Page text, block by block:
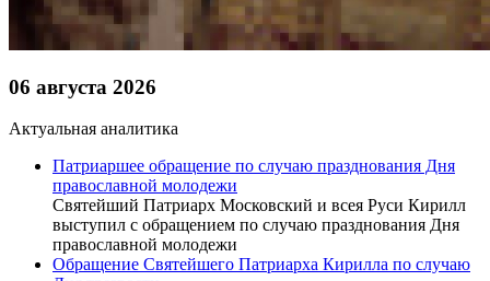
06 августа 2026
Актуальная аналитика
Патриаршее обращение по случаю празднования Дня
православной молодежи
Святейший Патриарх Московский и всея Руси Кирилл
выступил с обращением по случаю празднования Дня
православной молодежи
Обращение Святейшего Патриарха Кирилла по случаю